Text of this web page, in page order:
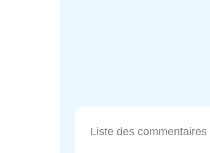
Liste des commentaires